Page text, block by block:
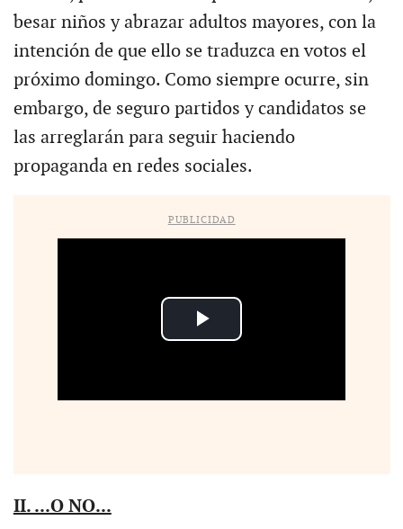
besar niños y abrazar adultos mayores, con la
intención de que ello se traduzca en votos el
próximo domingo. Como siempre ocurre, sin
embargo, de seguro partidos y candidatos se
las arreglarán para seguir haciendo
propaganda en redes sociales.
PUBLICIDAD
II. ...O NO...